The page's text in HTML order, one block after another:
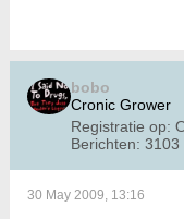
bobo
Cronic Grower
Registratie op:
Berichten: 3103
30 May 2009, 13:16